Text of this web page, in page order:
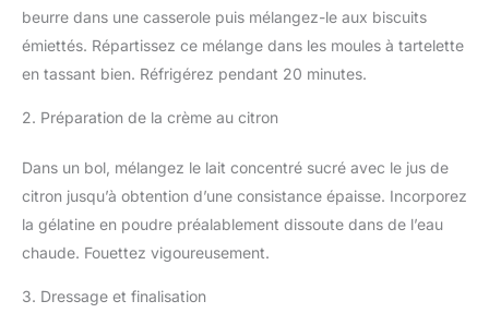
beurre dans une casserole puis mélangez-le aux biscuits
émiettés. Répartissez ce mélange dans les moules à tartelette
en tassant bien. Réfrigérez pendant 20 minutes.
2. Préparation de la crème au citron
Dans un bol, mélangez le lait concentré sucré avec le jus de
citron jusqu’à obtention d’une consistance épaisse. Incorporez
la gélatine en poudre préalablement dissoute dans de l’eau
chaude. Fouettez vigoureusement.
3. Dressage et finalisation